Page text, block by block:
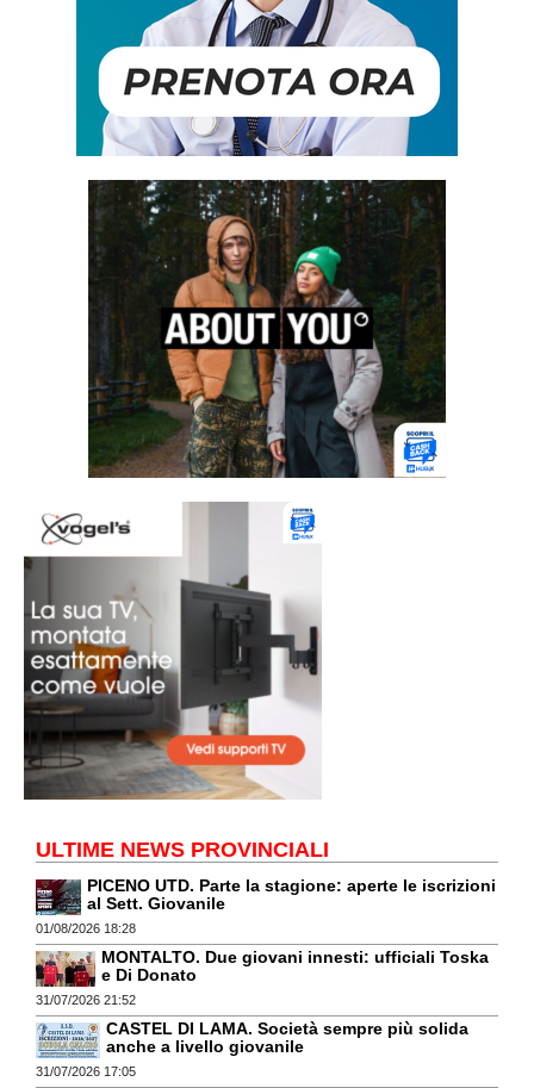
ULTIME NEWS PROVINCIALI
PICENO UTD. Parte la stagione: aperte le iscrizioni
al Sett. Giovanile
01/08/2026 18:28
MONTALTO. Due giovani innesti: ufficiali Toska
e Di Donato
31/07/2026 21:52
CASTEL DI LAMA. Società sempre più solida
anche a livello giovanile
31/07/2026 17:05